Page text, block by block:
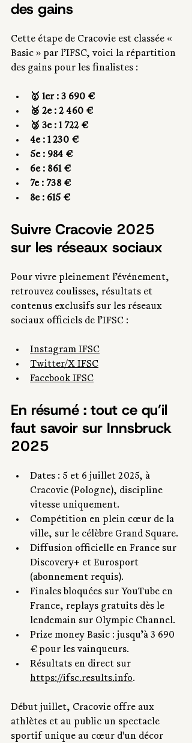
des gains
Cette étape de Cracovie est classée «
Basic » par l’IFSC, voici la répartition
des gains pour les finalistes :
🥇 1er : 3 690 €
🥈 2e : 2 460 €
🥉 3e : 1 722 €
4e : 1 230 €
5e : 984 €
6e : 861 €
7e : 738 €
8e : 615 €
Suivre Cracovie 2025
sur les réseaux sociaux
Pour vivre pleinement l’événement,
retrouvez coulisses, résultats et
contenus exclusifs sur les réseaux
sociaux officiels de l’IFSC :
Instagram IFSC
Twitter/X IFSC
Facebook IFSC
En résumé : tout ce qu’il
faut savoir sur Innsbruck
2025
Dates : 5 et 6 juillet 2025, à
Cracovie (Pologne), discipline
vitesse uniquement.
Compétition en plein cœur de la
ville, sur le célèbre Grand Square.
Diffusion officielle en France sur
Discovery+ et Eurosport
(abonnement requis).
Finales bloquées sur YouTube en
France, replays gratuits dès le
lendemain sur Olympic Channel.
Prize money Basic : jusqu’à 3 690
€ pour les vainqueurs.
Résultats en direct sur
https://ifsc.results.info.
Début juillet, Cracovie offre aux
athlètes et au public un spectacle
sportif unique au cœur d'un décor